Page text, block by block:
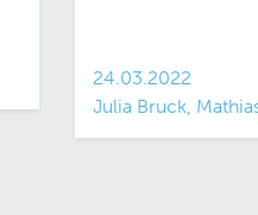
24.03.2022
Julia Bruck,